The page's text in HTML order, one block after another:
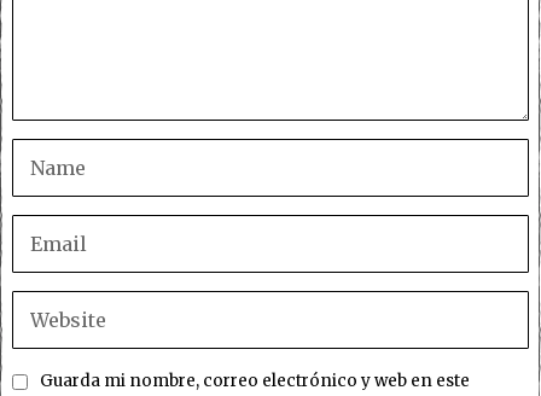
Guarda mi nombre, correo electrónico y web en este